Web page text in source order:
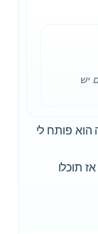
יש
פותח לי
תוכלו